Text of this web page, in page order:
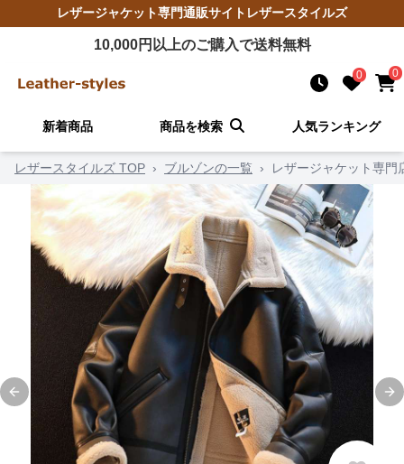
レザージャケット専門通販サイト レザースタイルズ
10,000円以上のご購入で送料無料
0 0
新着商品 商品を検索 人気ランキング
レザースタイルズ TOP › ブルゾンの一覧 › レザージャケット専門
Previous slide